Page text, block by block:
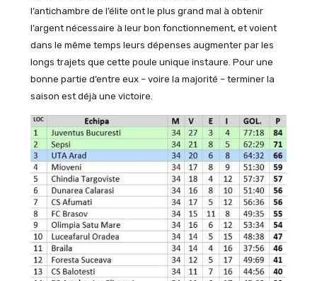
l’antichambre de l’élite ont le plus grand mal à obtenir
l’argent nécessaire à leur bon fonctionnement, et voient
dans le même temps leurs dépenses augmenter par les
longs trajets que cette poule unique instaure. Pour une
bonne partie d’entre eux – voire la majorité – terminer la
saison est déjà une victoire.